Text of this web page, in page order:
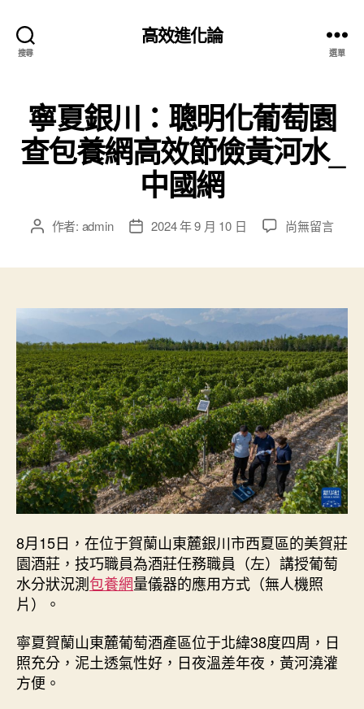
搜尋
高效進化論
選單
寧夏銀川：聰明化葡萄園
查包養網高效節儉黃河水_
中國網
文 作者: admin
文
期
2024 年 9 月 10 日
在
聰
明
化
葡
萄
園
查
包
養
網
高
效
儉
黃
河
中
國
網〉
尚無留言
8月15日，在位于賀蘭山東麓銀川市西夏區的美賀莊
園酒莊，技巧職員為酒莊任務職員（左）講授葡萄
水分狀況測包養網量儀器的應用方式（無人機照
片）。
寧夏賀蘭山東麓葡萄酒產區位于北緯38度四周，日
照充分，泥土透氣性好，日夜溫差年夜，黃河澆灌
方便。